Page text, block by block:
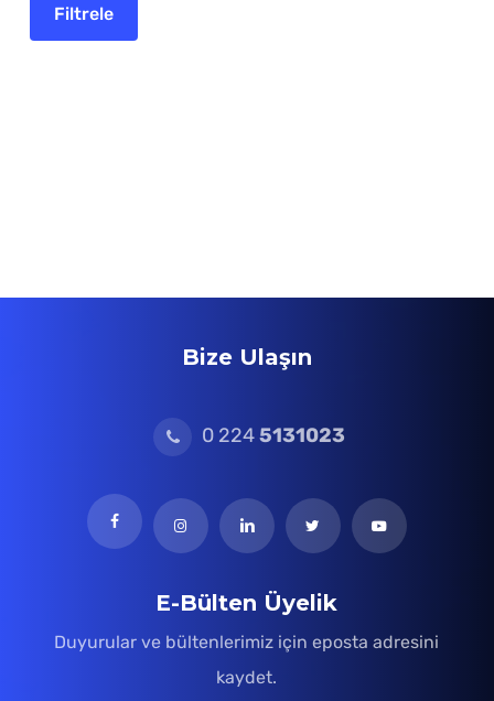
Bize Ulaşın
0 2245131023
E-Bülten Üyelik
Duyurular ve bültenlerimiz için eposta adresini
kaydet.